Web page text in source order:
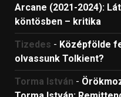
Arcane (2021-2024):
köntösben – kritika
Tizedes - Középfölde
olvassunk Tolkient?
Torma István -